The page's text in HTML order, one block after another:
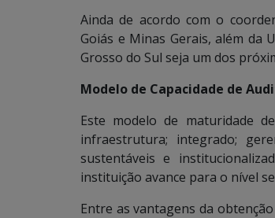
Ainda de acordo com o
Goiás e Minas Gerais, além da
Grosso do Sul seja um dos
Modelo de Capacidade de
Este modelo de maturidade
infraestrutura; integrado;
sustentáveis e
instituição avance para o nível
Entre as vantagens da